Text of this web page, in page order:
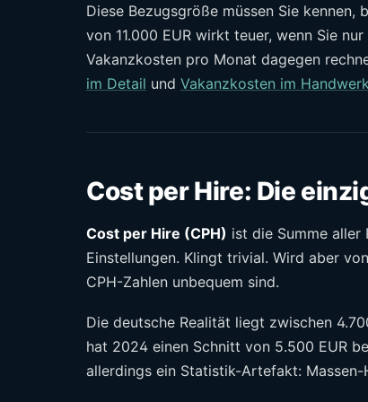
Diese Bezugsgröße müssen Sie
von 11.000 EUR wirkt teuer, wenn Sie
Vakanzkosten pro Monat dagegen
im Detail und Vakanzkosten im Handwerk
Cost per Hire: Die
Cost per Hire (CPH) ist die Summe
Einstellungen. Klingt trivial. Wird aber
CPH-Zahlen unbequem sind.
Die deutsche Realität liegt zwischen
hat 2024 einen Schnitt von 5.500 EUR
allerdings ein Statistik-Artefakt: